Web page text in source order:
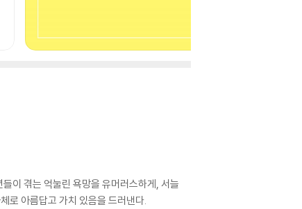
들이 겪는 억눌린 욕망을 유머러스하게, 서늘
로 아름답고 가치 있음을 드러낸다.